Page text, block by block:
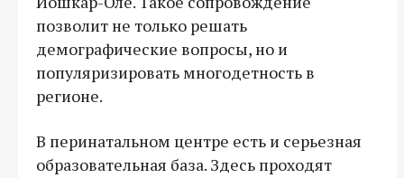
позволит не только решать
демографические вопросы, но и
популяризировать многодетность в
регионе.
В перинатальном центре есть и серьезная
образовательная база. Здесь проходят